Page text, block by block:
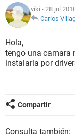
viki - 28 jul
Carlos
Hola,
tengo una camara
instalarla por
Compartir
Consulta también: